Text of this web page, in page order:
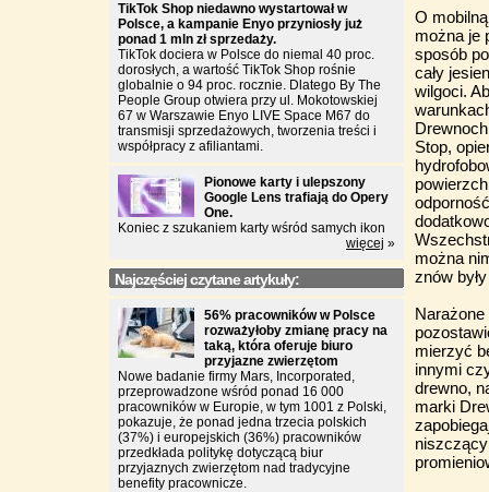
O
można je
sposób
cały
wilgoci.
Stop,
można
znów
Narażone
mierzyć
innymi
drewno,
marki
TikTok Shop niedawno wystartował w
Polsce, a kampanie Enyo przyniosły już
ponad 1 mln zł sprzedaży.
TikTok dociera w Polsce do niemal 40 proc.
dorosłych, a wartość TikTok Shop rośnie
globalnie o 94 proc. rocznie. Dlatego By The
People Group otwiera przy ul. Mokotowskiej
67 w Warszawie Enyo LIVE Space M67 do
transmisji sprzedażowych, tworzenia treści i
współpracy z afiliantami.
Pionowe karty i ulepszony
Google Lens trafiają do Opery
One.
Koniec z szukaniem karty wśród samych ikon
więcej »
Najczęściej czytane artykuły:
56% pracowników w Polsce
rozważyłoby zmianę pracy na
taką, która oferuje biuro
przyjazne zwierzętom
Nowe badanie firmy Mars, Incorporated,
przeprowadzone wśród ponad 16 000
pracowników w Europie, w tym 1001 z Polski,
pokazuje, że ponad jedna trzecia polskich
(37%) i europejskich (36%) pracowników
przedkłada politykę dotyczącą biur
przyjaznych zwierzętom nad tradycyjne
benefity pracownicze.